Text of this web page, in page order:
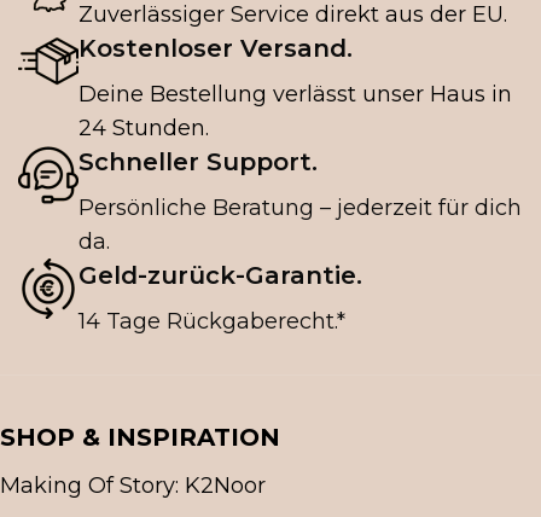
Zuverlässiger Service direkt aus der EU.
Kostenloser Versand.
Deine Bestellung verlässt unser Haus in
24 Stunden.
Schneller Support.
Persönliche Beratung – jederzeit für dich
da.
Geld-zurück-Garantie.
14 Tage Rückgaberecht.*
SHOP & INSPIRATION
Making Of Story: K2Noor